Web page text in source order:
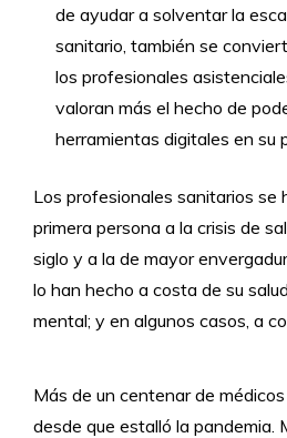
de ayudar a solventar la
sanitario, también se
los profesionales
valoran más el hecho de
herramientas digitales en su
Los profesionales sanitarios se
primera persona a la crisis de
siglo y a la de mayor
lo han hecho a costa de su
mental; y en algunos casos, a
Más de un centenar de
desde que estalló la pandemia.